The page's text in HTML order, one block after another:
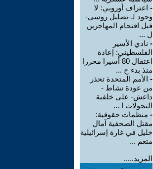
- اعتراف أوروبي: لا
وجود لـ-تضليل روسي-
قبل اقتحام المهاجرين
ل ...
- نادي الأسير
الفلسطيني: إعادة
اعتقال 80 أسيرا محررا
منذ بدء ح ...
- الأمم المتحدة تحذر
من عودة نشاط -
داعش- على خلفية
التحولات ا ...
- منظمات حقوقية:
مقتل الصحفية آمال
خليل في غارة إسرائيلية
متعم ...
المزيد.....